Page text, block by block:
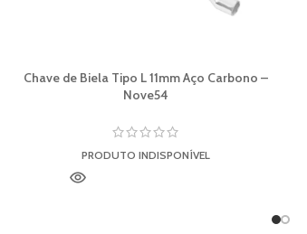
Chave de Biela Tipo L 11mm Aço Carbono –
Nove54
PRODUTO INDISPONÍVEL